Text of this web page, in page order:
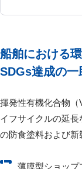
船舶における
SDGs達成の一
揮発性有機化合物
イフサイクルの延
の防食塗料および新
薄膜型ショップ